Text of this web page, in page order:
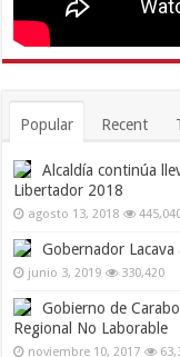
Popular Recent
Alcaldía continúa
Libertador 2018
agosto 13, 2018
Gobernador
junio 3, 2019 330,420
Gobierno de
Regional No Laborable
noviembre 10, 2017